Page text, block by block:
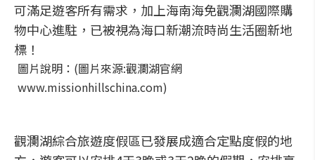
可滿足遊客所有需求，加上海南海免觀瀾湖國際購
物中心進駐，已被視為海口新潮流時尚生活圈新地
標！
圖片說明：(圖片來源:觀瀾湖官網
www.missionhillschina.com)
觀瀾湖綜合旅遊度假區已發展成適合定點度假的地